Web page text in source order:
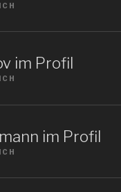
im Profil
im Profil